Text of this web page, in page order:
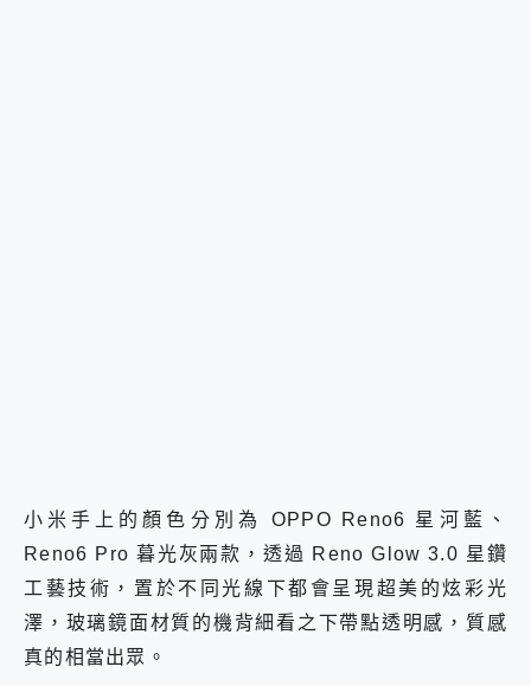
小米手上的顏色分別為 OPPO Reno6 星河藍、
Reno6 Pro 暮光灰兩款，透過 Reno Glow 3.0 星鑽
工藝技術，置於不同光線下都會呈現超美的炫彩光
澤，玻璃鏡面材質的機背細看之下帶點透明感，質感
真的相當出眾。